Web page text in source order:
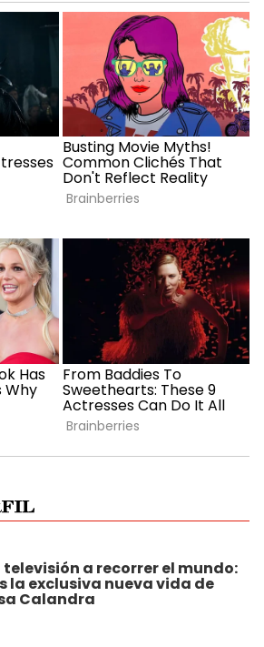
televisión a recorrer el mundo:
la exclusiva nueva vida de
Calandra